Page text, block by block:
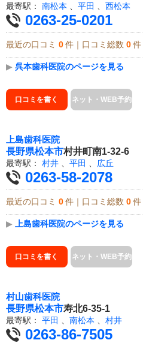
最寄駅： 南松本 平田 西松本
0263-25-0201
最近の口コミ 0 件｜口コミ総数 0 件
▶ 呉本歯科医院のページを見る
口コミを書く ネット・WEB予約
上島歯科医院
長野県松本市村井町南1-32-6
最寄駅： 村井 平田 広丘
0263-58-2078
最近の口コミ 0 件｜口コミ総数 0 件
▶ 上島歯科医院のページを見る
口コミを書く ネット・WEB予約
村山歯科医院
長野県松本市寿北6-35-1
最寄駅： 平田 南松本 村井
0263-86-7505